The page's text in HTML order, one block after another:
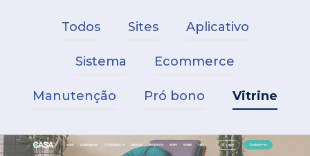
Todos Sites Aplicativo
Sistema Ecommerce
Manutenção Pró bono Vitrine